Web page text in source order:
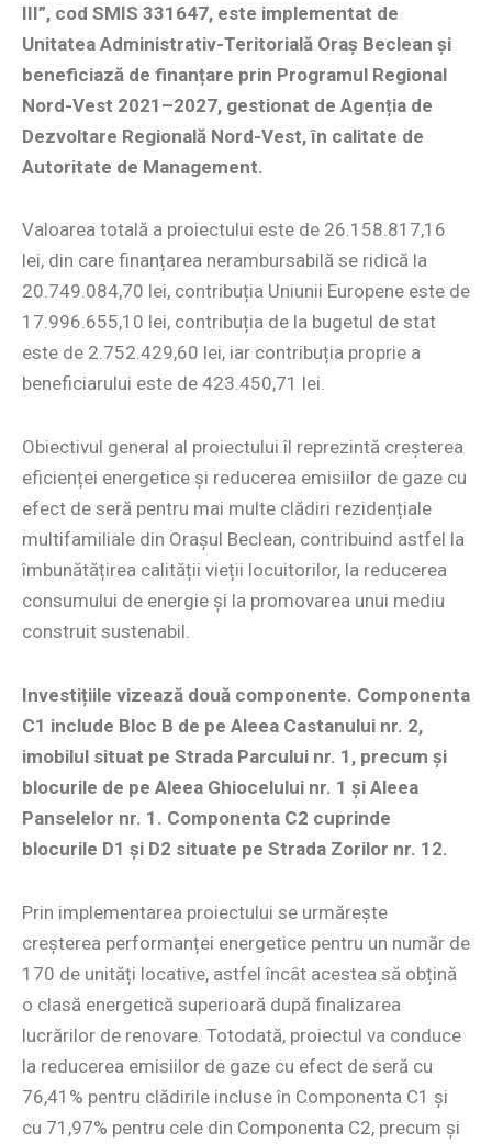
III”, cod SMIS 331647, este implementat de
Unitatea Administrativ-Teritorială Oraș Beclean și
beneficiază de finanțare prin Programul Regional
Nord-Vest 2021–2027, gestionat de Agenția de
Dezvoltare Regională Nord-Vest, în calitate de
Autoritate de Management.
Valoarea totală a proiectului este de 26.158.817,16
lei, din care finanțarea nerambursabilă se ridică la
20.749.084,70 lei, contribuția Uniunii Europene este de
17.996.655,10 lei, contribuția de la bugetul de stat
este de 2.752.429,60 lei, iar contribuția proprie a
beneficiarului este de 423.450,71 lei.
Obiectivul general al proiectului îl reprezintă creșterea
eficienței energetice și reducerea emisiilor de gaze cu
efect de seră pentru mai multe clădiri rezidențiale
multifamiliale din Orașul Beclean, contribuind astfel la
îmbunătățirea calității vieții locuitorilor, la reducerea
consumului de energie și la promovarea unui mediu
construit sustenabil.
Investițiile vizează două componente. Componenta
C1 include Bloc B de pe Aleea Castanului nr. 2,
imobilul situat pe Strada Parcului nr. 1, precum și
blocurile de pe Aleea Ghiocelului nr. 1 și Aleea
Panselelor nr. 1. Componenta C2 cuprinde
blocurile D1 și D2 situate pe Strada Zorilor nr. 12.
Prin implementarea proiectului se urmărește
creșterea performanței energetice pentru un număr de
170 de unități locative, astfel încât acestea să obțină
o clasă energetică superioară după finalizarea
lucrărilor de renovare. Totodată, proiectul va conduce
la reducerea emisiilor de gaze cu efect de seră cu
76,41% pentru clădirile incluse în Componenta C1 și
cu 71,97% pentru cele din Componenta C2, precum și